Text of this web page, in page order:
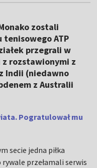
zostali
ATP
przegrali w
rozstawionymi z
Indii (niedawno
z Australii
Pogratulował mu
secie jedna piłka
przełamali serwis